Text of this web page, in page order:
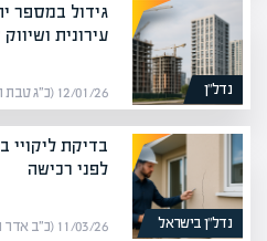
נדל”ן
גידול במספר
עירונית
12/01/26 (כ״ג טבת תשפ״ו) | מערכת אפיק
נדל”ן בישראל
בדיקת ליקויי
לפני רכישה
11/03/26 (כ״ב אדר תשפ״ו) | מערכת אפיק